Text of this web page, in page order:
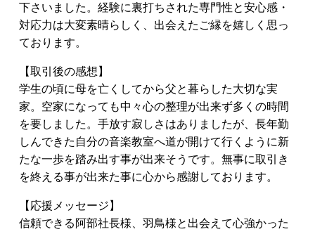
下さいました。経験に裏打ちされた専門性と安心感・
対応力は大変素晴らしく、出会えたご縁を嬉しく思っ
ております。
【取引後の感想】
学生の頃に母を亡くしてから父と暮らした大切な実
家。空家になっても中々心の整理が出来ず多くの時間
を要しました。手放す寂しさはありましたが、長年勤
しんできた自分の音楽教室へ道が開けて行くように新
たな一歩を踏み出す事が出来そうです。無事に取引き
を終える事が出来た事に心から感謝しております。
【応援メッセージ】
信頼できる阿部社長様、羽鳥様と出会えて心強かった